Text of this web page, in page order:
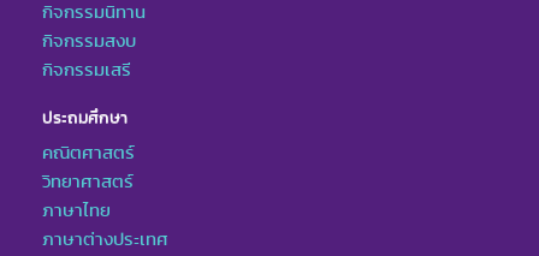
กิจกรรมนิทาน
กิจกรรมสงบ
กิจกรรมเสรี
ประถมศึกษา
คณิตศาสตร์
วิทยาศาสตร์
ภาษาไทย
ภาษาต่างประเทศ